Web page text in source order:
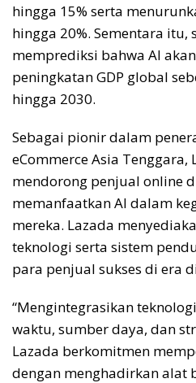
hingga 15% serta
hingga 20%. Sementara itu,
memprediksi bahwa AI
peningkatan GDP global
hingga 2030.
Sebagai pionir dalam
eCommerce Asia Tenggara,
mendorong penjual online
memanfaatkan AI dalam
mereka. Lazada
teknologi serta sistem
para penjual sukses di era
“Mengintegrasikan
waktu, sumber daya, dan
Lazada berkomitmen
dengan menghadirkan alat